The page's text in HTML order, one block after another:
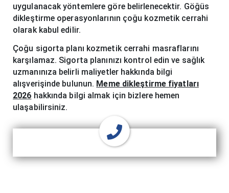
uygulanacak yöntemlere göre belirlenecektir. Göğüs
dikleştirme operasyonlarının çoğu kozmetik cerrahi
olarak kabul edilir.
Çoğu sigorta planı kozmetik cerrahi masraflarını
karşılamaz. Sigorta planınızı kontrol edin ve sağlık
uzmanınıza belirli maliyetler hakkında bilgi
alışverişinde bulunun. Meme dikleştirme fiyatları
2026 hakkında bilgi almak için bizlere hemen
ulaşabilirsiniz.